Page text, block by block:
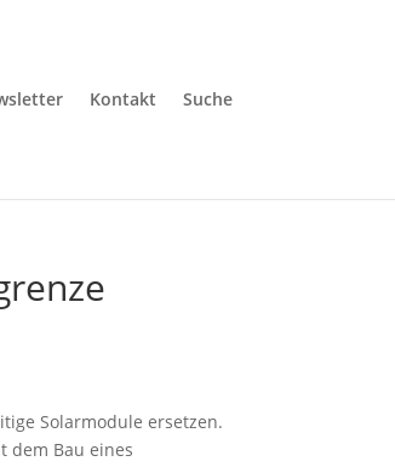
Kontakt Suche
Solarmodule ersetzen.
dem Bau eines